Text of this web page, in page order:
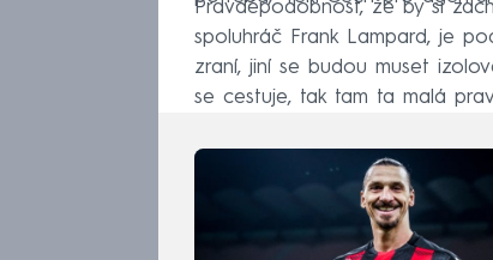
Pravděpodobnost, že by si
spoluhráč Frank Lampard, je
zraní, jiní se budou muset
se cestuje, tak tam ta malá